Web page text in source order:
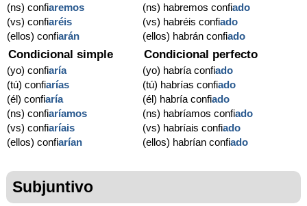
(ns) confiaremos
(vs) confiaréis
(ellos) confiarán
(ns) habremos confiado
(vs) habréis confiado
(ellos) habrán confiado
Condicional simple
(yo) confiaría
(tú) confiarías
(él) confiaría
(ns) confiaríamos
(vs) confiaríais
(ellos) confiarían
Condicional perfecto
(yo) habría confiado
(tú) habrías confiado
(él) habría confiado
(ns) habríamos confiado
(vs) habríais confiado
(ellos) habrían confiado
Subjuntivo